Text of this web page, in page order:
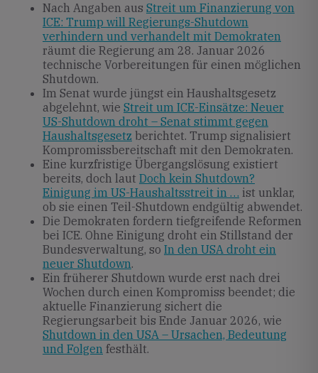
Nach Angaben aus Streit um Finanzierung von
ICE: Trump will Regierungs-Shutdown
verhindern und verhandelt mit Demokraten
räumt die Regierung am 28. Januar 2026
technische Vorbereitungen für einen möglichen
Shutdown.
Im Senat wurde jüngst ein Haushaltsgesetz
abgelehnt, wie Streit um ICE-Einsätze: Neuer
US-Shutdown droht – Senat stimmt gegen
Haushaltsgesetz berichtet. Trump signalisiert
Kompromissbereitschaft mit den Demokraten.
Eine kurzfristige Übergangslösung existiert
bereits, doch laut Doch kein Shutdown?
Einigung im US-Haushaltsstreit in … ist unklar,
ob sie einen Teil-Shutdown endgültig abwendet.
Die Demokraten fordern tiefgreifende Reformen
bei ICE. Ohne Einigung droht ein Stillstand der
Bundesverwaltung, so In den USA droht ein
neuer Shutdown.
Ein früherer Shutdown wurde erst nach drei
Wochen durch einen Kompromiss beendet; die
aktuelle Finanzierung sichert die
Regierungsarbeit bis Ende Januar 2026, wie
Shutdown in den USA – Ursachen, Bedeutung
und Folgen festhält.